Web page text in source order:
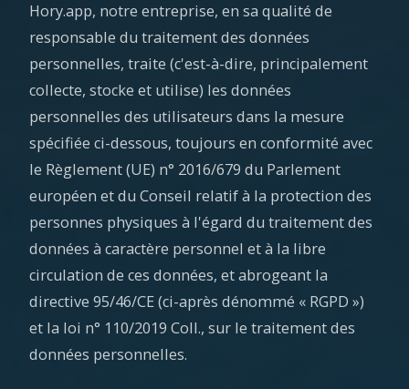
Hory.app, notre entreprise, en sa qualité de
responsable du traitement des données
personnelles, traite (c'est-à-dire, principalement
collecte, stocke et utilise) les données
personnelles des utilisateurs dans la mesure
spécifiée ci-dessous, toujours en conformité avec
le Règlement (UE) n° 2016/679 du Parlement
européen et du Conseil relatif à la protection des
personnes physiques à l'égard du traitement des
données à caractère personnel et à la libre
circulation de ces données, et abrogeant la
directive 95/46/CE (ci-après dénommé « RGPD »)
et la loi n° 110/2019 Coll., sur le traitement des
données personnelles.